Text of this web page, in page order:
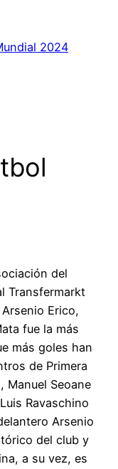
2024
del
Transfermarkt
Erico,
fue la más
más goles han
de Primera
Manuel Seoane
Ravaschino
Arsenio
del club y
a su vez, es